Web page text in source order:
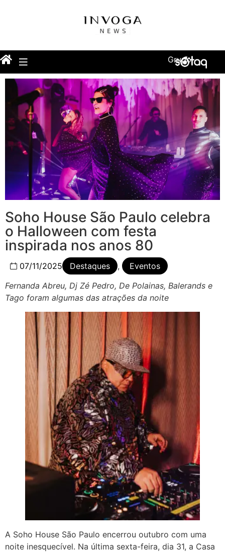
Grupo
Soho House São Paulo celebra
o Halloween com festa
inspirada nos anos 80
07/11/2025 Destaques ,
Eventos
Fernanda Abreu, Dj Zé Pedro, De Polainas, Balerands e
Tago foram algumas das atrações da noite
A Soho House São Paulo encerrou outubro com uma
noite inesquecível. Na última sexta-feira, dia 31, a Casa